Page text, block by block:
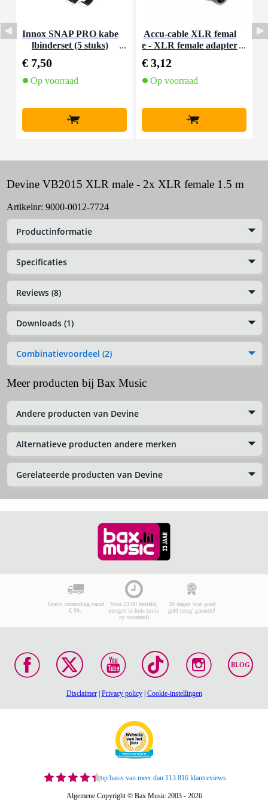
Innox SNAP PRO kabe
lbinderset (5 stuks)
€ 7,50
Op voorraad
+
Accu-cable XLR femal
e - XLR female adapter
€ 3,12
Op voorraad
+
Devine VB2015 XLR male - 2x XLR female 1.5 m
Artikelnr: 9000-0012-7724
Productinformatie
Specificaties
Reviews (8)
Downloads (1)
Combinatievoordeel (2)
Meer producten bij Bax Music
Andere producten van Devine
Alternatieve producten andere merken
Gerelateerde producten van Devine
Gratis verzending vanaf
€ 99,-
Voor 23:00 besteld,
morgen in huis (mits
op voorraad)
30 dagen 'niet goed
geld terug' garantie!
BLOG
Disclaimer| Privacy policy| Cookie-instellingen
op basis van meer dan 113.816 klantreviews
Algemene Copyright © Bax Music 2003 - 2026